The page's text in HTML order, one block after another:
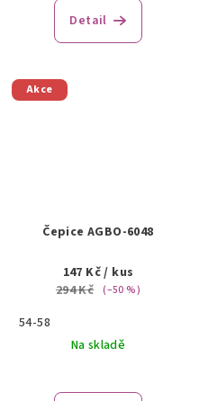
Detail
Akce
Čepice AGBO-6048
147 Kč/ kus
294 Kč (–50 %)
54-58
Na skladě